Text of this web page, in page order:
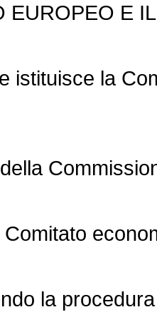
EUROPEO E
istituisce la
la